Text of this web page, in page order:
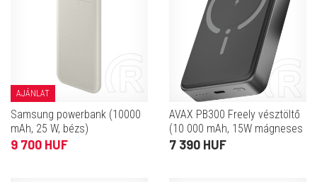
AJÁNLAT
Samsung powerbank (10000
mAh, 25 W, bézs)
9 700 HUF
AVAX PB300 Freely vésztöltő
(10 000 mAh, 15W mágneses
vezeték nélküli, 20W USB-C
7 390 HUF